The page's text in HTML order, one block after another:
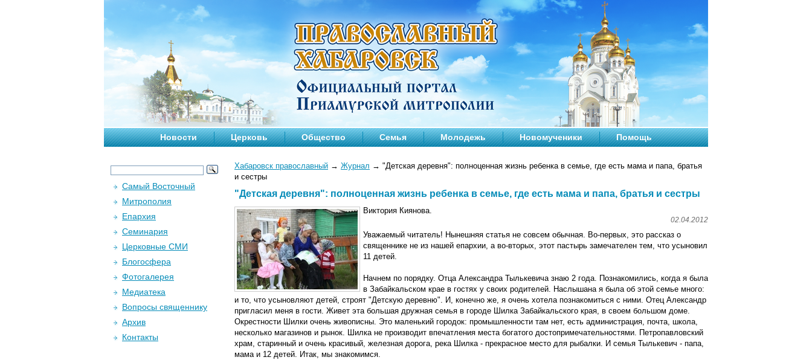
Новости Церковь Общество Семья Молодежь Новомученики Помощь
Хабаровск православный → Журнал → "Детская деревня": полноценная жизнь ребенка в семье, где есть мама и папа, братья
и сестры
"Детская деревня": полноценная жизнь ребенка в семье, где есть мама и папа, братья и сестры
Виктория Киянова.
02.04.2012
Уважаемый читатель! Нынешняя статья не совсем обычная. Во-первых, это рассказ о
священнике не из нашей епархии, а во-вторых, этот пастырь замечателен тем, что усыновил
11 детей.
Начнем по порядку. Отца Александра Тылькевича знаю 2 года. Познакомились, когда я была
в Забайкальском крае в гостях у своих родителей. Наслышана я была об этой семье много:
и то, что усыновляют детей, строят "Детскую деревню". И, конечно же, я очень хотела познакомиться с ними. Отец Александр
пригласил меня в гости. Живет эта большая дружная семья в городе Шилка Забайкальского края, в своем большом доме.
Окрестности Шилки очень живописны. Это маленький городок: промышленности там нет, есть администрация, почта, школа,
несколько магазинов и рынок. Шилка не производит впечатления места богатого достопримечательностями. Петропавловский
храм, старинный и очень красивый, железная дорога, река Шилка - прекрасное место для рыбалки. И семья Тылькевич - папа,
мама и 12 детей. Итак, мы знакомимся.
Самый Восточный
Митрополия
Епархия
Семинария
Церковные СМИ
Блогосфера
Фотогалерея
Медиатека
Вопросы священнику
Архив
Контакты